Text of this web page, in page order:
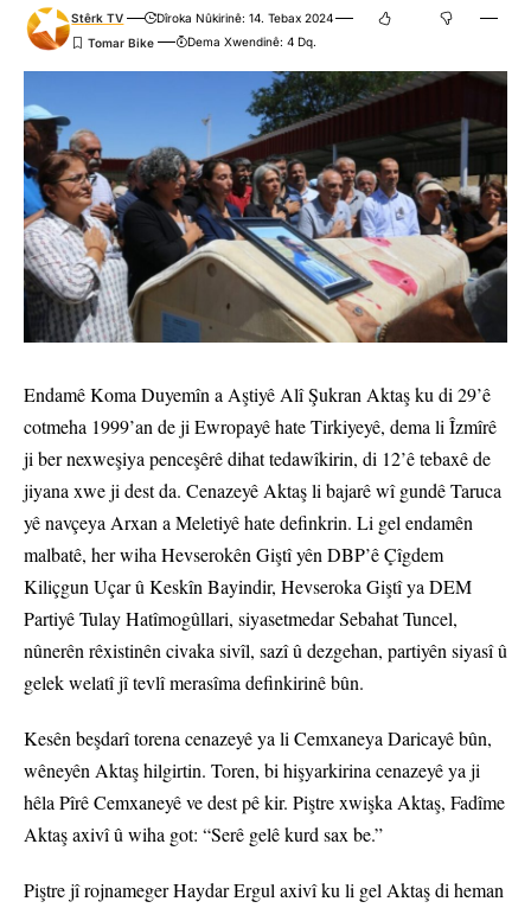
Stêrk TV
Dîroka Nûkirinê: 14. Tebax 2024
Dema Xwendinê: 4 Dq.
Endamê Koma Duyemîn a Aştiyê Alî Şukran Aktaş ku di 29’ê
cotmeha 1999’an de ji Ewropayê hate Tirkiyeyê, dema li Îzmîrê
ji ber nexweşiya penceşêrê dihat tedawîkirin, di 12’ê tebaxê de
jiyana xwe ji dest da. Cenazeyê Aktaş li bajarê wî gundê Taruca
yê navçeya Arxan a Meletiyê hate definkrin. Li gel endamên
malbatê, her wiha Hevserokên Giştî yên DBP’ê Çîgdem
Kiliçgun Uçar û Keskîn Bayindir, Hevseroka Giştî ya DEM
Partiyê Tulay Hatîmogûllari, siyasetmedar Sebahat Tuncel,
nûnerên rêxistinên civaka sivîl, sazî û dezgehan, partiyên siyasî û
gelek welatî jî tevlî merasîma definkirinê bûn.
Kesên beşdarî torena cenazeyê ya li Cemxaneya Daricayê bûn,
wêneyên Aktaş hilgirtin. Toren, bi hişyarkirina cenazeyê ya ji
hêla Pîrê Cemxaneyê ve dest pê kir. Piştre xwişka Aktaş, Fadîme
Aktaş axivî û wiha got: “Serê gelê kurd sax be.”
Piştre jî rojnameger Haydar Ergul axivî ku li gel Aktaş di heman